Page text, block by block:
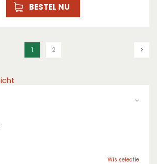
BESTEL NU
1 2
Wis selectie